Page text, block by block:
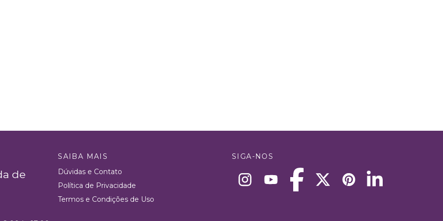
de
SAIBA MAIS
Dúvidas e Contato
Política de Privacidade
Termos e Condições de Uso
SIGA-NOS